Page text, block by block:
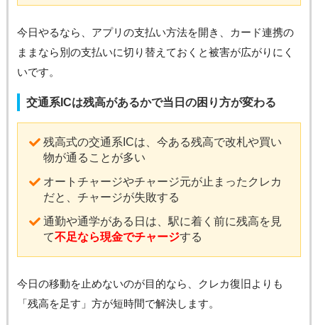
今日やるなら、アプリの支払い方法を開き、カード連携の
ままなら別の支払いに切り替えておくと被害が広がりにく
いです。
交通系ICは残高があるかで当日の困り方が変わる
残高式の交通系ICは、今ある残高で改札や買い
物が通ることが多い
オートチャージやチャージ元が止まったクレカ
だと、チャージが失敗する
通勤や通学がある日は、駅に着く前に残高を見
て不足なら現金でチャージする
今日の移動を止めないのが目的なら、クレカ復旧よりも
「残高を足す」方が短時間で解決します。